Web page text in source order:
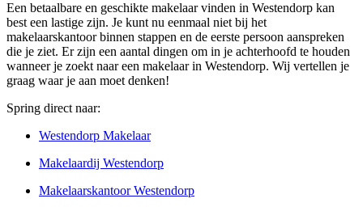
Een betaalbare en geschikte makelaar vinden in Westendorp kan
best een lastige zijn. Je kunt nu eenmaal niet bij het
makelaarskantoor binnen stappen en de eerste persoon aanspreken
die je ziet. Er zijn een aantal dingen om in je achterhoofd te houden
wanneer je zoekt naar een makelaar in Westendorp. Wij vertellen je
graag waar je aan moet denken!
Spring direct naar:
Westendorp Makelaar
Makelaardij Westendorp
Makelaarskantoor Westendorp